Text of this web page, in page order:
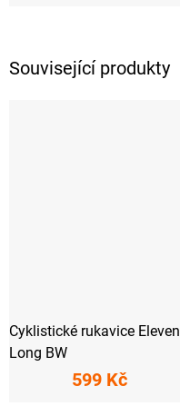
Související produkty
Cyklistické rukavice Eleven
Long BW
599 Kč